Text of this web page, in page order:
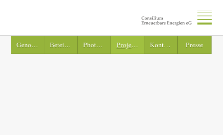
Genossenschaft Beteiligung Photovoltaik Projekte Kontakt Presse